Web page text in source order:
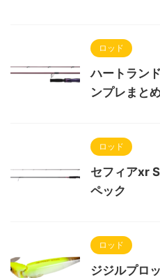
ロッド
ハートラン
ンプレまと
ロッド
セフィアxr
ペック
ロッド
ジジルプロ